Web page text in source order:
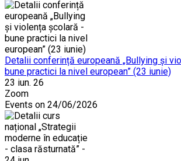
Detalii conferință europeană „Bullying și
bune practici la nivel european” (23 iunie)
23 iun. 26
Zoom
Events on 24/06/2026